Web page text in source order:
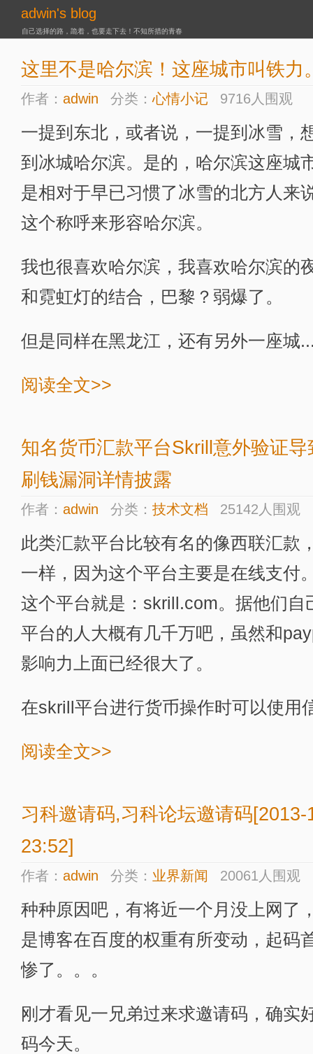
adwin's blog
自己选择的路，跪着，也要走下去！不知所措的青春
这里不是哈尔滨！这座城市叫铁力
作者： adwin 分类：心情小记 9716人围观
一提到东北，或者说，一提到冰雪，
到冰城哈尔滨。是的，哈尔滨这座城
是相对于早已习惯了冰雪的北方人来
这个称呼来形容哈尔滨。
我也很喜欢哈尔滨，我喜欢哈尔滨的
和霓虹灯的结合，巴黎？弱爆了。
但是同样在黑龙江，还有另外一座城
阅读全文>>
知名货币汇款平台Skrill意外验证导
刷钱漏洞详情披露
作者： adwin 分类： 技术文档 25142人围观
此类汇款平台比较有名的像西联汇款
一样，因为这个平台主要是在线支付
这个平台就是：skrill.com。据他们自
平台的人大概有几千万吧，虽然和
影响力上面已经很大了。
在skrill平台进行货币操作时可以使用
阅读全文>>
习科邀请码,习科论坛邀请码[2013-
23:52]
作者： adwin 分类： 业界新闻 20061人围观
种种原因吧，有将近一个月没上网了
是博客在百度的权重有所变动，起码
惨了。。。
刚才看见一兄弟过来求邀请码，确实
码今天。